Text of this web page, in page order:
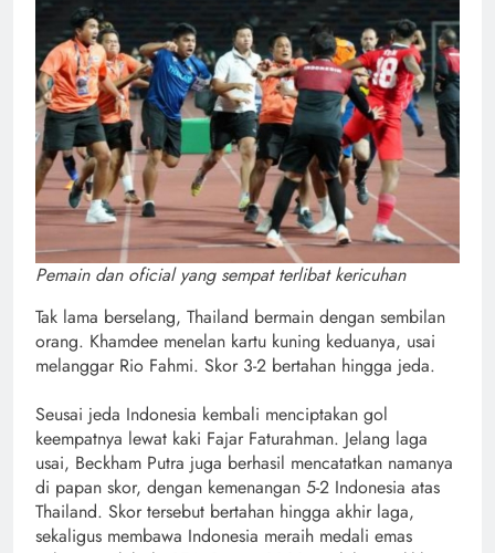
Pemain dan oficial yang sempat terlibat kericuhan
Tak lama berselang, Thailand bermain dengan sembilan
orang. Khamdee menelan kartu kuning keduanya, usai
melanggar Rio Fahmi. Skor 3-2 bertahan hingga jeda.
Seusai jeda Indonesia kembali menciptakan gol
keempatnya lewat kaki Fajar Faturahman. Jelang laga
usai, Beckham Putra juga berhasil mencatatkan namanya
di papan skor, dengan kemenangan 5-2 Indonesia atas
Thailand. Skor tersebut bertahan hingga akhir laga,
sekaligus membawa Indonesia meraih medali emas